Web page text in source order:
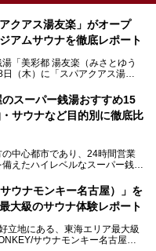
クアス湯友楽」がオープ
アムサウナを徹底レポート
「美彩都 湯友楽（みさとゆう
（木）に「スパアクアス湯友
れ続けてきた施設だからこそ、
待ちわびている人も多いのでは
、2年前からじっくり構想を練
館内の充実度は想像以上。
露天エリアや10の浴槽、40人収
に、岩盤浴やリラクゼーション
に生まれ変わりました。
て新しくなった「スパアクアス
のスーパー銭湯おすすめ15
サウナなど目的別に徹底比
中心都市であり、24時間営業
えたハイレベルなスーパー銭湯
れを心身ともにリセットした
日中ダラダラ過ごしたい」「コ
ウナモンキー名古屋）」を
大級のサウナ体験レポート
立地にある、東海エリア最大級
サウナモンキー名古屋」